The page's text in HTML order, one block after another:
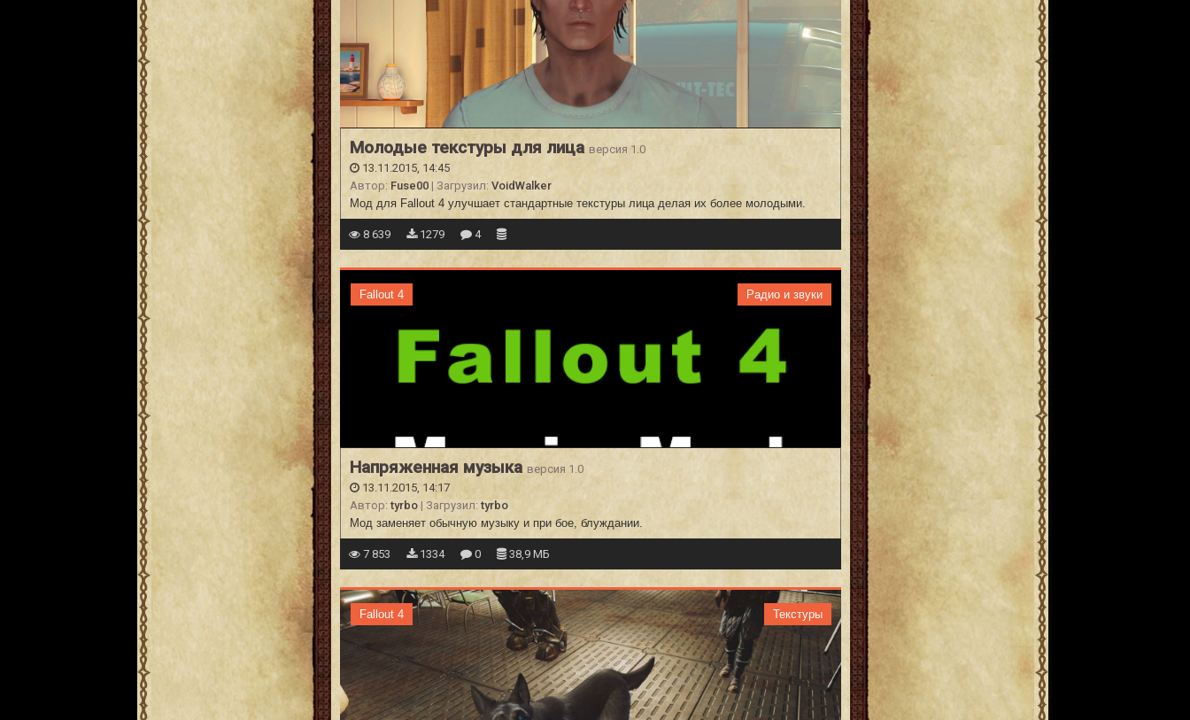
Молодые текстуры для лица версия 1.0
13.11.2015, 14:45
Автор: Fuse00 | Загрузил: VoidWalker
Мод для Fallout 4 улучшает стандартные текстуры лица делая их более молодыми.
8 639 1279 4
Fallout 4 Радио и звуки
Напряженная музыка версия 1.0
13.11.2015, 14:17
Автор:tyrbo | Загрузил: tyrbo
Мод заменяет обычную музыку и при бое, блуждании.
7 853 1334 0 38,9 МБ
Fallout 4 Текстуры